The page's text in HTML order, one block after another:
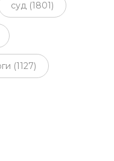
суд (1801)
(1127)